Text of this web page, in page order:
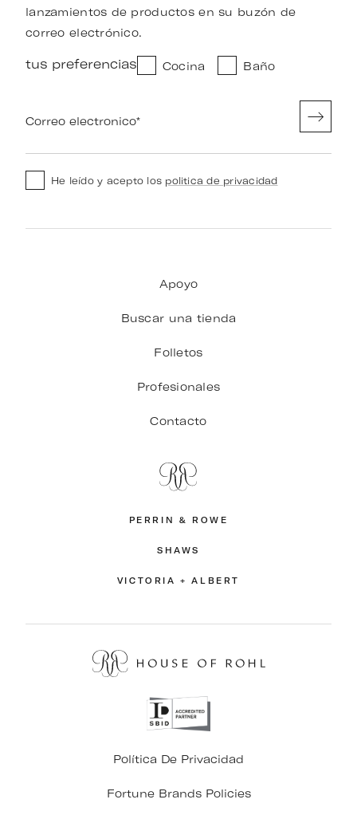
lanzamientos de productos en su buzón de
correo electrónico.
tus preferencias Cocina Baño
Correo electronico*
He leído y acepto los politica de privacidad
Apoyo
Buscar una tienda
Folletos
Profesionales
Contacto
PERRIN & ROWE
SHAWS
VICTORIA + ALBERT
Política De Privacidad
Fortune Brands Policies